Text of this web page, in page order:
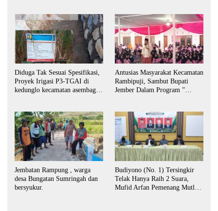
Diduga Tak Sesuai Spesifikasi,
Proyek Irigasi P3-TGAI di
kedunglo kecamatan asembagus
Antusias Masyarakat Kecamatan
Rambipuji, Sambut Bupati
Jember Dalam Program ”
Jembatan Rampung , warga
desa Bungatan Sumringah dan
bersyukur.
Budiyono (No. 1) Tersingkir
Telak Hanya Raih 2 Suara,
Mufid Arfan Pemenang Mutlak